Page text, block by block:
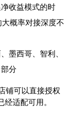
收益模式的时
概率对接深度不
墨西哥、智利、
分
铺可以直接授权
适配可用。